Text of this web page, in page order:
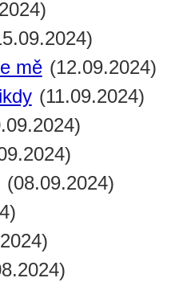
mě (12.09.2024)
(11.09.2024)
(08.09.2024)